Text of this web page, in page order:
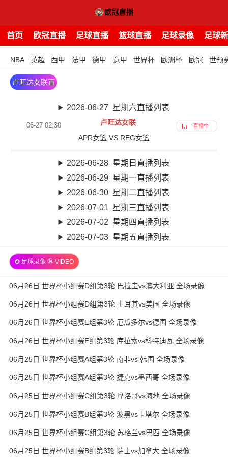
首页 欧冠直播 足球直播 篮球直播 足球录像 足球
NBA 英超 西甲 法甲 德甲 意甲 世界杯 欧洲杯 欧冠 世预
卢旺达女联直
2026-06-27 星期六直播列表
06-27 02:30
卢旺达女联
APR女篮 VS REG女篮
直播中
2026-06-28 星期日直播列表
2026-06-29 星期一直播列表
2026-06-30 星期二直播列表
2026-07-01 星期三直播列表
2026-07-02 星期四直播列表
2026-07-03 星期五直播列表
✪ 足球录像 ㉔ VIDEO
06月26日 世界杯小组赛D组第3轮 巴拉圭vs澳大利亚 全场录像
06月26日 世界杯小组赛D组第3轮 土耳其vs美国 全场录像
06月26日 世界杯小组赛E组第3轮 厄瓜多尔vs德国 全场录像
06月26日 世界杯小组赛E组第3轮 库拉索vs科特迪瓦 全场录像
06月25日 世界杯小组赛A组第3轮 南非vs 韩国 全场录像
06月25日 世界杯小组赛A组第3轮 捷克vs墨西哥 全场录像
06月25日 世界杯小组赛C组第3轮 摩洛哥vs海地 全场录像
06月25日 世界杯小组赛B组第3轮 波黑vs卡塔尔 全场录像
06月25日 世界杯小组赛C组第3轮 苏格兰vs巴西 全场录像
06月25日 世界杯小组赛B组第3轮 瑞士vs加拿大 全场录像